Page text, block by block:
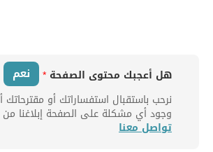
هل أعجبك محتوى الصفحة * نعم
نرحب باستقبال استفساراتك أو
وجود أي مشكلة على الصفحة إبلاغنا من
تواصل معنا